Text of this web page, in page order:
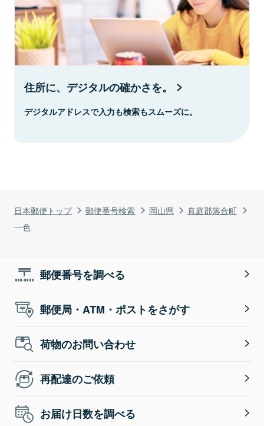
日本郵便トップ 郵便番号検索 岡山県
真庭郡落合町
一色
住所に、デジタルの確かさを。
デジタルアドレスで入力も検索もスムーズに。
郵便番号を調べる
郵便局・ATM・ポストをさがす
荷物のお問い合わせ
再配達のご依頼
お届け日数を調べる